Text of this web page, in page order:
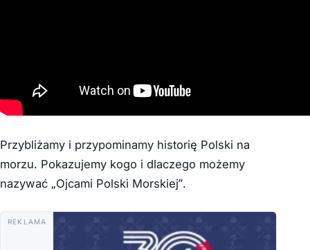
Przybliżamy i przypominamy historię Polski na
morzu. Pokazujemy kogo i dlaczego możemy
nazywać „Ojcami Polski Morskiej”.
REKLAMA